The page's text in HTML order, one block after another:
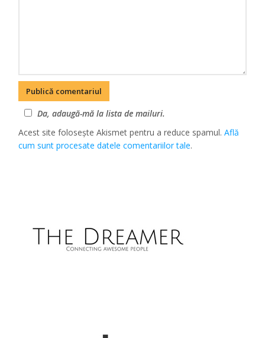
Da, adaugă-mă la lista de mailuri.
Acest site folosește Akismet pentru a reduce spamul.Află
cum sunt procesate datele comentariilor tale.